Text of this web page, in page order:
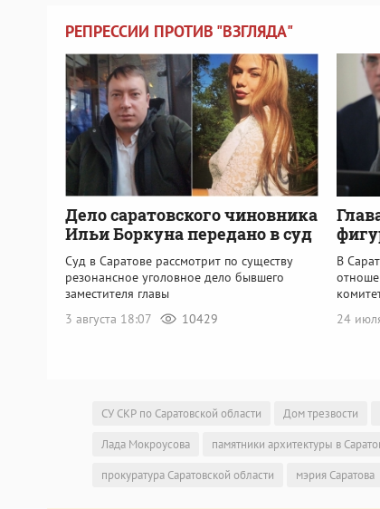
РЕПРЕССИИ ПРОТИВ "ВЗГЛЯДА"
Дело саратовского чиновника
Ильи Боркуна передано в суд
Суд в Саратове рассмотрит по существу
резонансное уголовное дело бывшего
заместителя главы
3 августа 18:07
10429
В
24
СУ СКР по Саратовской области Дом трезвости
Лада Мокроусова
памятники архитектуры в
прокуратура Саратовской области
мэрия Саратова